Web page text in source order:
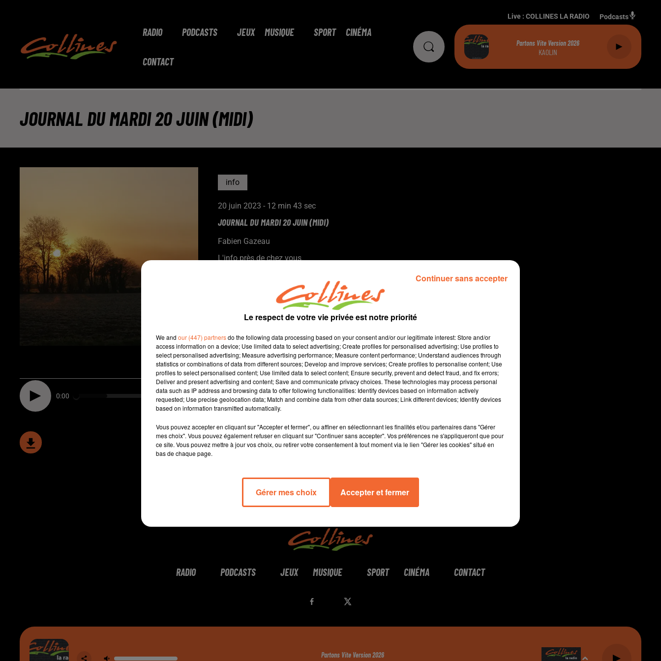
RADIO PODCASTS JEUX MUSIQUE SPORT CINÉMA
CONTACT
Live : COLLINES LA RADIO Podcasts
Partons Vite Version 2026
KAOLIN
JOURNAL DU MARDI 20 JUIN (MIDI)
info
20 juin 2023 - 12 min 43 sec
JOURNAL DU MARDI 20 JUIN (MIDI)
Fabien Gazeau
L'info près de chez vous
- Deux ministres se sont déplacés hier sur l'épicentre du séisme.
- L'office de tourisme du bocage bressuirais se prépare à un été
riche en animations.
- Clazay avance sur son projet de multi-services bar à viande
- La nouvelle revue d'Histoire et Patrimoine du Bressuirais vient
de paraitre
- Scènes de territoire propose une belle escapade à la Petite-
Boissière ce vendredi (crédit photo : Barbara Métais-Chastanier)
0:00 12 min 43 sec
RADIO PODCASTS JEUX MUSIQUE SPORT CINÉMA CONTACT
Partons Vite Version 2026
Le respect de votre vie privée est notre priorité
We and our (447) partnersdo the following data processing based on your consent and/or our legitimate interest: Store and/or
access information on a device; Use limited data to select advertising; Create profiles for personalised advertising; Use profiles to
select personalised advertising; Measure advertising performance; Measure content performance; Understand audiences through
statistics or combinations of data from different sources; Develop and improve services; Create profiles to personalise content; Use
profiles to select personalised content; Use limited data to select content; Ensure security, prevent and detect fraud, and fix errors;
Deliver and present advertising and content; Save and communicate privacy choices. These technologies may process personal
data such as IP address and browsing data to offer following functionalities: Identify devices based on information actively
requested; Use precise geolocation data; Match and combine data from other data sources; Link different devices; Identify devices
based on information transmitted automatically.
Vous pouvez accepter en cliquant sur "Accepter et fermer", ou affiner en sélectionnant les finalités et/ou partenaires dans "Gérer
mes choix". Vous pouvez également refuser en cliquant sur "Continuer sans accepter". Vos préférences ne s'appliqueront que pour
ce site. Vous pouvez mettre à jour vos choix, ou retirer votre consentement à tout moment via le lien "Gérer les cookies" situé en
bas de chaque page.
Gérer mes choix Accepter et fermer
Continuer sans accepter